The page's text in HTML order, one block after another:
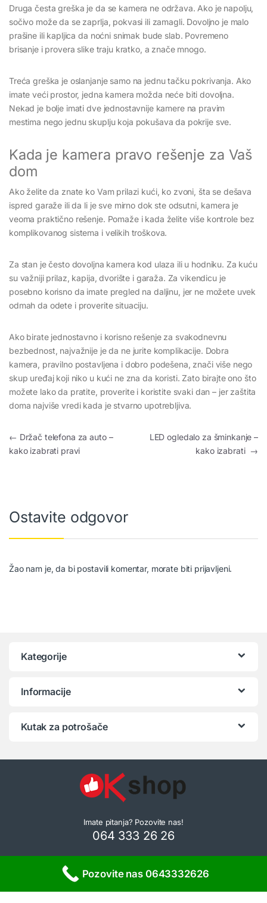
Druga česta greška je da se kamera ne održava. Ako je napolju,
sočivo može da se zaprlja, pokvasi ili zamagli. Dovoljno je malo
prašine ili kapljica da noćni snimak bude slab. Povremeno
brisanje i provera slike traju kratko, a znače mnogo.
Treća greška je oslanjanje samo na jednu tačku pokrivanja. Ako
imate veći prostor, jedna kamera možda neće biti dovoljna.
Nekad je bolje imati dve jednostavnije kamere na pravim
mestima nego jednu skuplju koja pokušava da pokrije sve.
Kada je kamera pravo rešenje za Vaš
dom
Ako želite da znate ko Vam prilazi kući, ko zvoni, šta se dešava
ispred garaže ili da li je sve mirno dok ste odsutni, kamera je
veoma praktično rešenje. Pomaže i kada želite više kontrole bez
komplikovanog sistema i velikih troškova.
Za stan je često dovoljna kamera kod ulaza ili u hodniku. Za kuću
su važniji prilaz, kapija, dvorište i garaža. Za vikendicu je
posebno korisno da imate pregled na daljinu, jer ne možete uvek
odmah da odete i proverite situaciju.
Ako birate jednostavno i korisno rešenje za svakodnevnu
bezbednost, najvažnije je da ne jurite komplikacije. Dobra
kamera, pravilno postavljena i dobro podešena, znači više nego
skup uređaj koji niko u kući ne zna da koristi. Zato birajte ono što
možete lako da pratite, proverite i koristite svaki dan – jer zaštita
doma najviše vredi kada je stvarno upotrebljiva.
Kretanje članka
← Držač telefona za auto –
kako izabrati pravi
LED ogledalo za šminkanje –
kako izabrati →
Ostavite odgovor
Žao nam je, da bi postavili komentar, morate biti prijavljeni.
Kategorije
Informacije
Kutak za potrošače
Imate pitanja? Pozovite nas!
064 333 26 26
Pozovite nas 0643332626